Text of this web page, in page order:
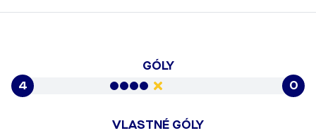
GÓLY
4
0
VLASTNÉ GÓLY